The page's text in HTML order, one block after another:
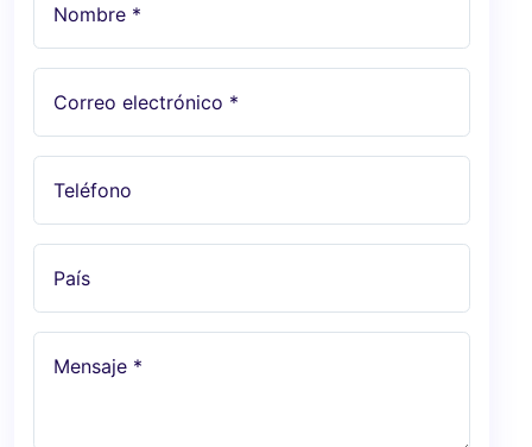
Nombre *
Correo electrónico *
Teléfono
País
Mensaje *